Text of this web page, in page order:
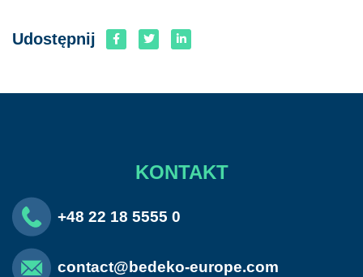
Udostępnij
KONTAKT
+48 22 18 5555 0
contact@bedeko-europe.com